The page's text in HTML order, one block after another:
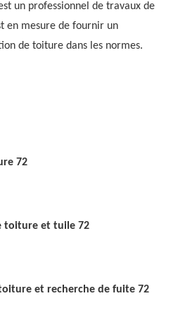
un professionnel de travaux de
en mesure de fournir un
de toiture dans les normes.
72
toiture et tuile 72
et recherche de fuite 72